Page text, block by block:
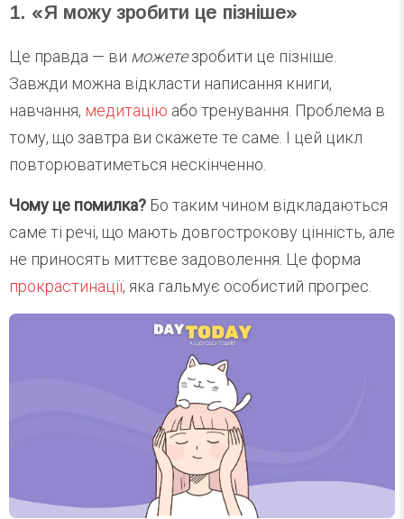
1. «Я можу зробити це пізніше»
Це правда — ви можетезробити це пізніше.
Завжди можна відкласти написання книги,
навчання, медитацію або тренування. Проблема в
тому, що завтра ви скажете те саме. І цей цикл
повторюватиметься нескінченно.
Чому це помилка? Бо таким чином відкладаються
саме ті речі, що мають довгострокову цінність, але
не приносять миттєве задоволення. Це форма
прокрастинації, яка гальмує особистий прогрес.